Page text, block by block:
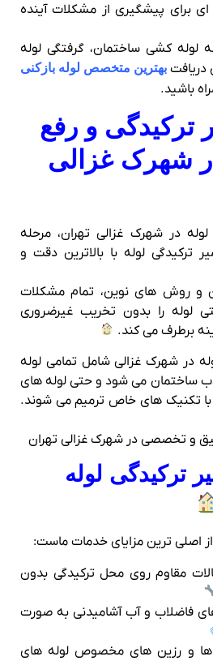
ای برای پیشگیری از مشکلات آینده
لوله کشی ساختمان، گرفتگی لوله
دریافت بهترین متخصص لوله بازکنی
باشید.
ترکیدگی و رفع
شهرک غزالی
در شهرک غزالی تهران، مرحله
ترکیدگی لوله با بالاترین دقت و
و روش‌ های نوین، تمام مشکلات
لوله را بدون تخریب غیرضروری
برطرف می‌ کند.
در شهرک غزالی شامل تمامی لوله‌
ساختمان می‌ شود و حتی لوله‌ های
تکنیک‌ های خاص ترمیم می‌ شوند.
ترکیدگی لوله
اصلی‌ ترین مزایای خدمات ماست:
مقاوم روی محل ترکیدگی بدون
فاضلاب و آب آشامیدنی به صورت
ها و رزین‌ های مخصوص لوله‌ های